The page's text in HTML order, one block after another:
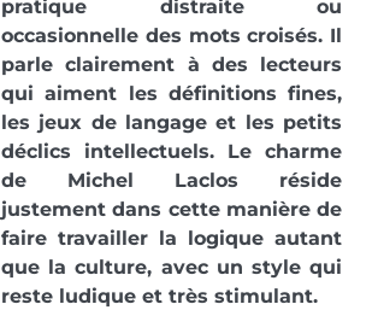
pratique distraite ou
occasionnelle des mots croisés. Il
parle clairement à des lecteurs
qui aiment les définitions fines,
les jeux de langage et les petits
déclics intellectuels. Le charme
de Michel Laclos réside
justement dans cette manière de
faire travailler la logique autant
que la culture, avec un style qui
reste ludique et très stimulant.